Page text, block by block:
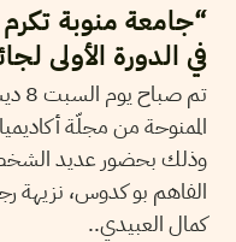
“جامعة منوبة
في الدورة الأولى
تم
الممنوحة من مجلّة
وذلك بحضور عديد
الفاهم بو كدوس، نزيهة
كمال العبيدي..